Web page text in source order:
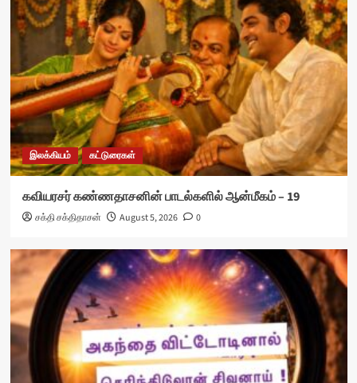
இலக்கியம் கட்டுரைகள்
கவியரசர் கண்ணதாசனின் பாடல்களில் ஆன்மீகம் – 19
சக்தி சக்திதாசன் August 5, 2026 0